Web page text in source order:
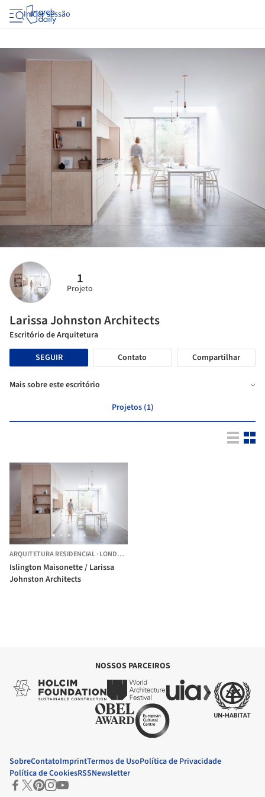
Iniciar sessão
1
Projeto
Larissa Johnston Architects
Escritório de Arquitetura
SEGUIR
Contato Compartilhar
Mais sobre este escritório
Projetos (1)
ARQUITETURA RESIDENCIAL·LONDON BOROUGH OF ISLINGTON,
Islington Maisonette / Larissa
Johnston Architects